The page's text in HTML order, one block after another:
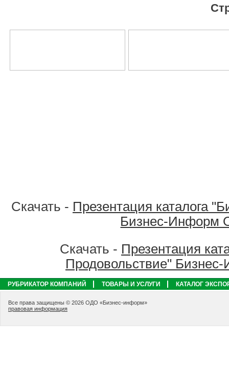
Скачать - Презентация каталога
Бизнес-Информ
Скачать - Презентация
Продовольствие"
РУБРИКАТОР КОМПАНИЙ ТОВАРЫ И УСЛУГИ КАТАЛОГ
Все права защищены © 2026 ОДО «Бизнес-информ»
правовая информация